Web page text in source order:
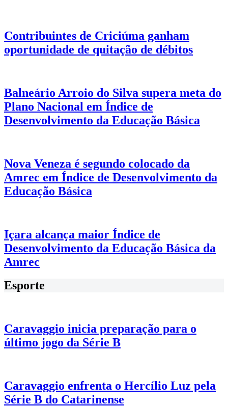
Contribuintes de Criciúma ganham
oportunidade de quitação de débitos
Balneário Arroio do Silva supera meta do
Plano Nacional em Índice de
Desenvolvimento da Educação Básica
Nova Veneza é segundo colocado da
Amrec em Índice de Desenvolvimento da
Educação Básica
Içara alcança maior Índice de
Desenvolvimento da Educação Básica da
Amrec
Esporte
Caravaggio inicia preparação para o
último jogo da Série B
Caravaggio enfrenta o Hercílio Luz pela
Série B do Catarinense